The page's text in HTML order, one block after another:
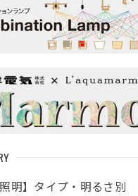
照明】タイプ・明るさ別